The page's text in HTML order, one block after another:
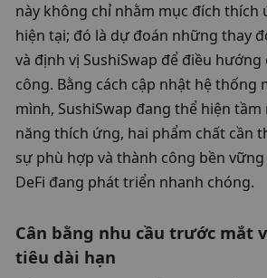
này không chỉ nhằm mục đích thích
hiện tại; đó là dự đoán những thay
và định vị SushiSwap để điều
công. Bằng cách cập nhật hệ thống
mình, SushiSwap đang thể hiện tầm
năng thích ứng, hai phẩm chất cần
sự phù hợp và thành công bền
DeFi đang phát triển nhanh chóng.
Cân bằng nhu cầu trước mắt
tiêu dài hạn